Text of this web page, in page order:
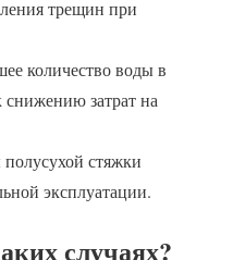
трещин при
количество воды в
снижению затрат на
стяжки
эксплуатации.
случаях?